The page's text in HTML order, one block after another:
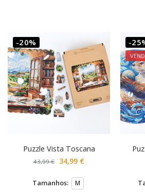
-20%
Puzzle Vista Toscana
43,99€ 34,99 €
Tamanhos: M
-